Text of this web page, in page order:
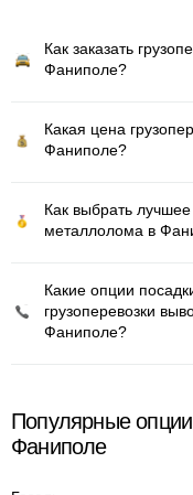
Как заказать
Фаниполе?
Какая цена
Фаниполе?
Как выбрать лучшее
металлолома в
Какие опции
грузоперевозки
Фаниполе?
Популярные опции
Фаниполе